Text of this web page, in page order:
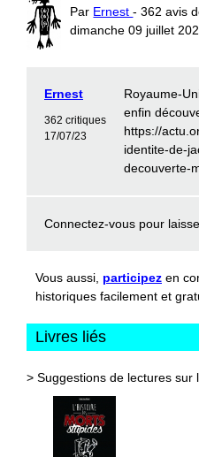
Par Ernest- 362 avis
dimanche 09 juillet
Ernest
362 critiques
17/07/23
Royaume-
enfin
https://
identite-de-
decouverte-
Connectez-vous pour
Vous aussi, participez en
historiques facilement et
Livres liés
> Suggestions de lectures sur